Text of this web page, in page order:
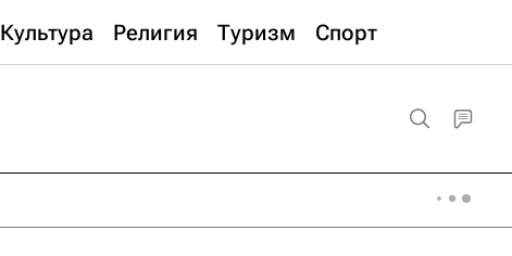
Культура Религия Туризм Спорт